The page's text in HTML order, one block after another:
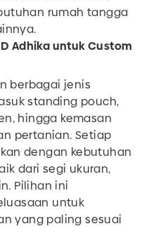
rumah tangga
Adhika untuk Custom
berbagai jenis
standing pouch,
hingga kemasan
pertanian. Setiap
dengan kebutuhan
dari segi ukuran,
Pilihan ini
untuk
yang paling sesuai